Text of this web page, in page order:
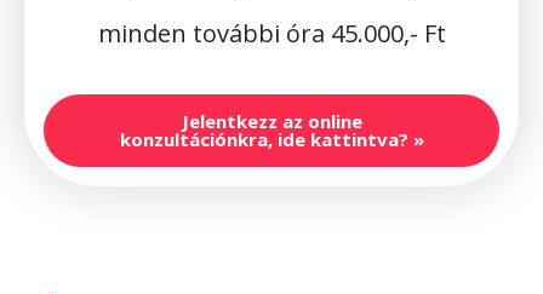
minden további óra 45.000,- Ft
Jelentkezz az online
konzultációnkra, ide kattintva? »